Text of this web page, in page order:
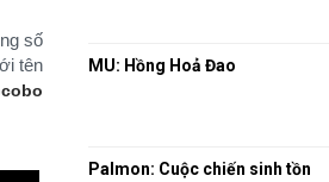
số
tên MU: Hồng Hoả Đao
Palmon: Cuộc chiến sinh tồn